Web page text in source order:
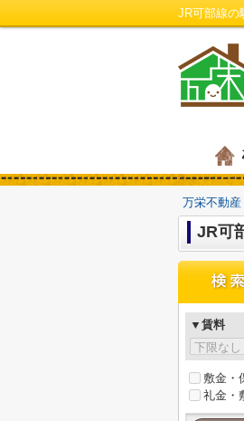
JR可部線の
万栄不動産
JR可
▼賃料
敷金・
礼金・